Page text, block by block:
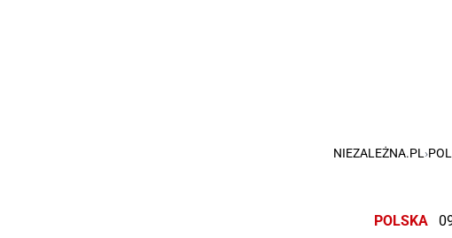
NIEZALEŻNA.PL ›
POLSKA